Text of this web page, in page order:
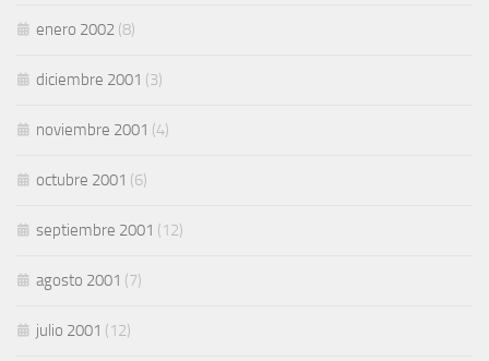
enero 2002 (8)
diciembre 2001 (3)
noviembre 2001 (4)
octubre 2001 (6)
septiembre 2001 (12)
agosto 2001 (7)
julio 2001 (12)